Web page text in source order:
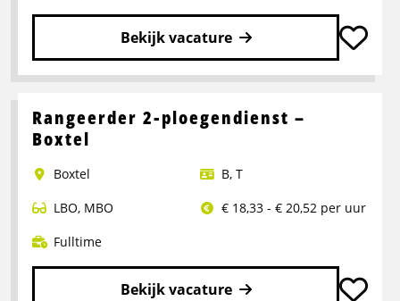
Bekijk vacature
Lees
over
Portaalwagen
Rangeerder 2-ploegendienst –
Boxtel
Boxtel B, T
LBO, MBO
€ 18,33 - € 20,52 per uur
Fulltime
Bekijk vacature